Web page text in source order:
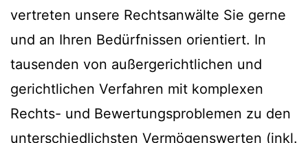
vertreten unsere Rechtsanwälte Sie gerne
und an Ihren Bedürfnissen orientiert. In
tausenden von außergerichtlichen und
gerichtlichen Verfahren mit komplexen
Rechts- und Bewertungsproblemen zu den
unterschiedlichsten Vermögenswerten (inkl.